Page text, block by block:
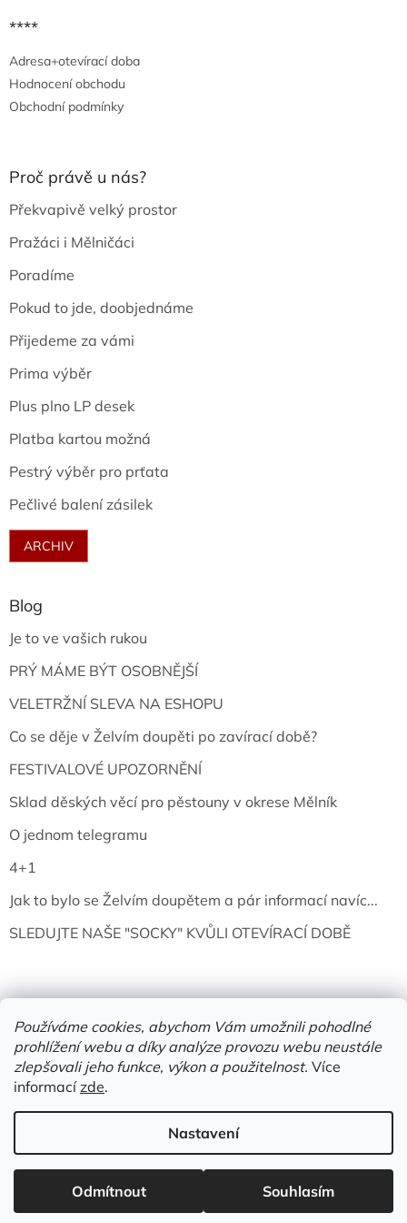
Používáme cookies, abychom Vám umožnili pohodlné
prohlížení webu a díky analýze provozu webu neustále
zlepšovali jeho funkce, výkon a použitelnost. Více
informacízde.
Nastavení
Odmítnout Souhlasím
****
Adresa+otevírací doba
Hodnocení obchodu
Obchodní podmínky
Proč právě u nás?
Překvapivě velký prostor
Pražáci i Mělničáci
Poradíme
Pokud to jde, doobjednáme
Přijedeme za vámi
Prima výběr
Plus plno LP desek
Platba kartou možná
Pestrý výběr pro prťata
Pečlivé balení zásilek
ARCHIV
Blog
Je to ve vašich rukou
PRÝ MÁME BÝT OSOBNĚJŠÍ
VELETRŽNÍ SLEVA NA ESHOPU
Co se děje v Želvím doupěti po zavírací době?
FESTIVALOVÉ UPOZORNĚNÍ
Sklad děských věcí pro pěstouny v okrese Mělník
O jednom telegramu
4+1
Jak to bylo se Želvím doupětem a pár informací navíc...
SLEDUJTE NAŠE "SOCKY" KVŮLI OTEVÍRACÍ DOBĚ
Vytvořil Shoptet
Copyright 2026Želví doupě | knihy & vinyly | Mělník. Všechna
práva vyhrazena.
Upravit nastavení cookies